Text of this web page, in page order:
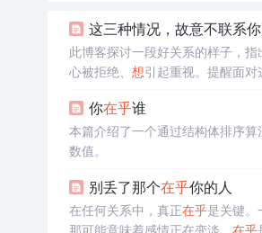
这三种情况，故意不联系
此博客探讨一段好关系的样子，
心被拒绝、 想引起重视。提醒面对
你在乎谁
本篇介绍了一个通过结构体排序算
数值。
别丢了那个在乎你的人
在任何关系中，真正在乎是关键。
那可能意味着感情正在变淡。 在乎